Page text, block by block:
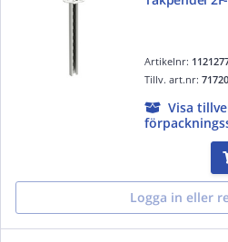
Artikelnr:
Tillv. art.nr:
Visa
Logga in eller